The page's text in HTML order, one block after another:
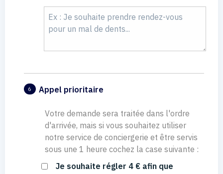
6 Appel prioritaire
Votre demande sera traitée dans l'ordre
d'arrivée, mais si vous souhaitez utiliser
notre service de conciergerie et être servis
sous une 1 heure cochez la case suivante :
Je souhaite régler 4 € afin que